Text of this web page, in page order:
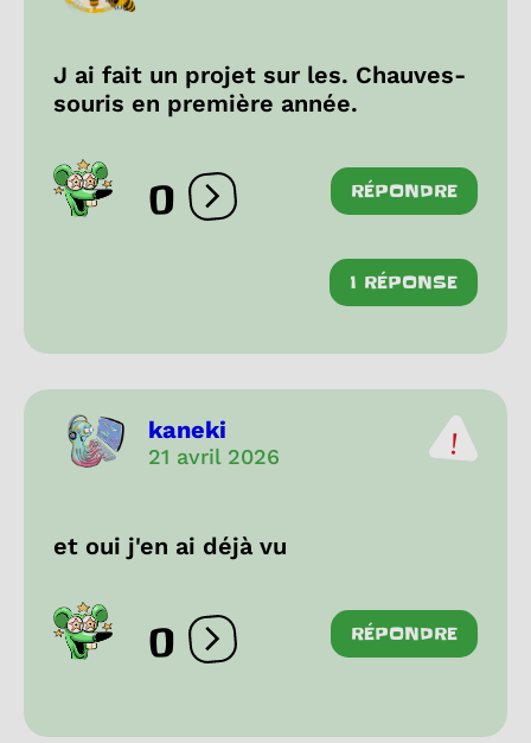
J ai fait un projet sur les. Chauves-
souris en première année.
0 Ouvrir les réactions
RÉPONDRE
1 RÉPONSE
kaneki
21 avril 2026
et oui j'en ai déjà vu
0 Ouvrir les réactions
RÉPONDRE